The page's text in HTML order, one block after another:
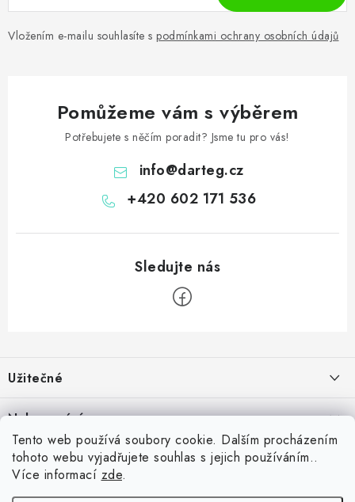
Tento web používá soubory cookie. Dalším procházením
tohoto webu vyjadřujete souhlas s jejich používáním..
Více informací zde.
Vložením e-mailu souhlasíte s podmínkami ochrany osobních údajů
Pomůžeme vám s výběrem
Potřebujete s něčím poradit? Jsme tu pro vás!
info@darteg.cz
+420 602 171 536
p
a
Užitečné
Kontakt
Věrnostní program
Inspirujte se zákazníky
Blog
Nakupování
Jak nakupovat
Vrácení zboží
Blog